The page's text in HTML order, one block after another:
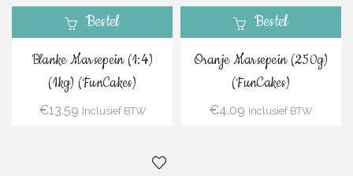
Bestel
Blanke Marsepein (1:4)
(1kg) (FunCakes)
€13.59 Inclusief BTW
Bestel
Oranje Marsepein (250g)
(FunCakes)
€4.09 Inclusief BTW